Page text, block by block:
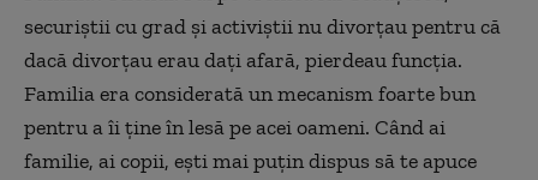
securiștii cu grad și activiștii nu divorțau pentru că
dacă divorțau erau dați afară, pierdeau funcția.
Familia era considerată un mecanism foarte bun
pentru a îi ține în lesă pe acei oameni. Când ai
familie, ai copii, ești mai puțin dispus să te apuce